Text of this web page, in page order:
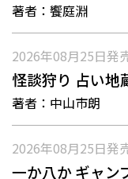
著者： 饗庭淵
2026年08月25日発
怪談狩り 占い地
著者： 中山市朗
2026年08月25日発
一か八か ギャン